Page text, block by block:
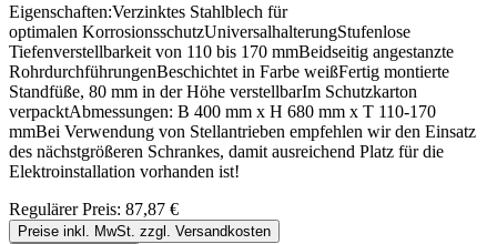
Eigenschaften:Verzinktes Stahlblech für
optimalen KorrosionsschutzUniversalhalterungStufenlose
Tiefenverstellbarkeit von 110 bis 170 mmBeidseitig angestanzte
RohrdurchführungenBeschichtet in Farbe weißFertig montierte
Standfüße, 80 mm in der Höhe verstellbarIm Schutzkarton
verpacktAbmessungen: B 400 mm x H 680 mm x T 110-170
mmBei Verwendung von Stellantrieben empfehlen wir den Einsatz
des nächstgrößeren Schrankes, damit ausreichend Platz für die
Elektroinstallation vorhanden ist!
Regulärer Preis: 87,87 €
Preise inkl. MwSt. zzgl. Versandkosten